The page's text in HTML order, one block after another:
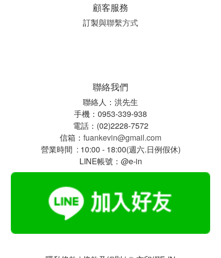
顧客服務
訂製與聯繫方式
聯絡我們
聯絡人：洪先生
手機：0953-339-938
電話：(02)2228-7572
信箱： fuankevin@gmail.com
營業時間 : 10:00 - 18:00(週六.日例假休)
LINE帳號：@e-in